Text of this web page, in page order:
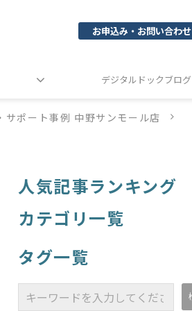
お申込み・お問い合わせ
デジタルドックブログ
サポート事例 中野サンモール店
人気記事ランキング
カテゴリ一覧
タグ一覧